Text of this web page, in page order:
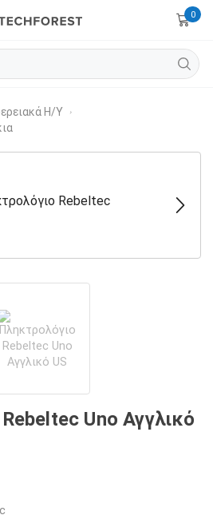
0
Η/Υ ›
Uno Αγγλικό